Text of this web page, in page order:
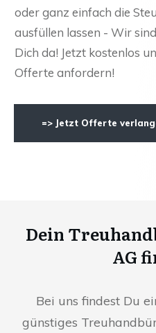
oder ganz einfach die
ausfüllen lassen - Wir
Dich da! Jetzt kostenlos
Offerte anfordern!
=> Jetzt Offerte
Dein
AG
Bei uns findest Du
günstiges